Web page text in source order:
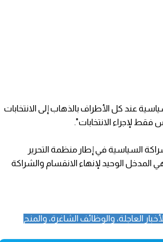
عند كل الأطراف بالذهاب إلى الانتخابات
لإجراء الانتخابات".
السياسية في إطار منظمة التحرير
المدخل الوحيد لإنهاء الانقسام والشراكة
العاجلة، والوظائف الشاغرة، والمنح